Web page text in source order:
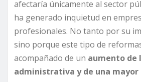
afectaría únicamente al sector
ha generado inquietud en
profesionales. No tanto por su
sino porque este tipo de
acompañado de un aumento de
administrativa y de una mayor